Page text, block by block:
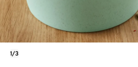
1/3